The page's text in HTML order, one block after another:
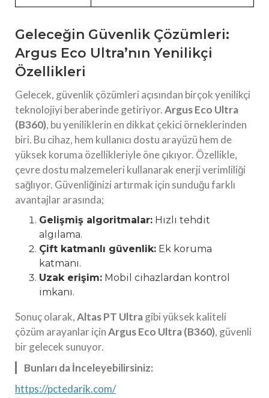
Geleceğin Güvenlik Çözümleri:
Argus Eco Ultra’nın Yenilikçi
Özellikleri
Gelecek, güvenlik çözümleri açısından birçok yenilikçi
teknolojiyi beraberinde getiriyor.Argus Eco Ultra
(B360), bu yeniliklerin en dikkat çekici örneklerinden
biri. Bu cihaz, hem kullanıcı dostu arayüzü hem de
yüksek koruma özellikleriyle öne çıkıyor. Özellikle,
çevre dostu malzemeleri kullanarak enerji verimliliği
sağlıyor. Güvenliğinizi artırmak için sunduğu farklı
avantajlar arasında;
Gelişmiş algoritmalar: Hızlı tehdit
algılama.
Çift katmanlı güvenlik: Ek koruma
katmanı.
Uzak erişim: Mobil cihazlardan kontrol
imkanı.
Sonuç olarak,Altas PT Ultragibi yüksek kaliteli
çözüm arayanlar içinArgus Eco Ultra (B360), güvenli
bir gelecek sunuyor.
Bunları da İnceleyebilirsiniz:
https://pctedarik.com/